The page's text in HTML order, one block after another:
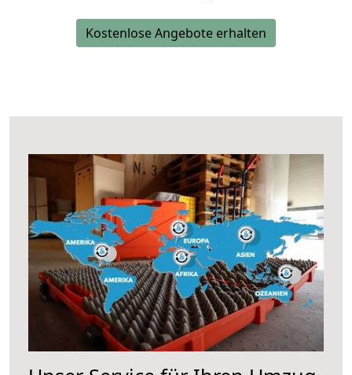
Kostenlose Angebote erhalten